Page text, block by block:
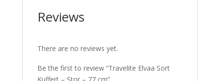
Reviews
There are no reviews yet.
Be the first to review “Travelite Elvaa Sort